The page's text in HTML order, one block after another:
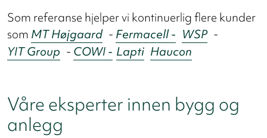
Som referanse hjelper vi kontinuerlig flere kunder
som MT Højgaard - Fermacell - WSP -
YIT Group - COWI - Lapti Haucon
Våre eksperter innen bygg og
anlegg